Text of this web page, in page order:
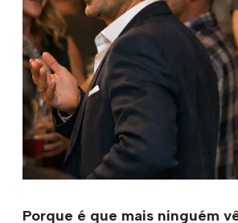
Porque é que mais ninguém